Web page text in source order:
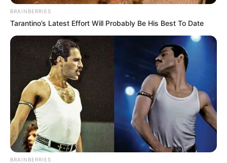
BRAINBERRIES
Tarantino’s Latest Effort Will Probably Be His Best To Date
BRAINBERRIES